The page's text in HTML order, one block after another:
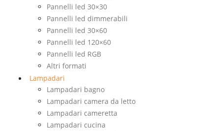
Pannelli led 30×30
Pannelli led dimmerabili
Pannelli led 30×60
Pannelli led 120×60
Pannelli led RGB
Altri formati
Lampadari
Lampadari bagno
Lampadari camera da letto
Lampadari cameretta
Lampadari cucina